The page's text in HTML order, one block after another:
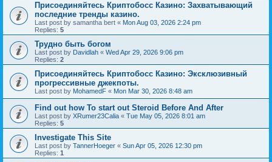
Присоединяйтесь Криптобосс Казино: Захватывающий
последние тренды казино.
Last post by samantha bert « Mon Aug 03, 2026 2:24 pm
Replies: 5
Трудно быть богом
Last post by Davidlah « Wed Apr 29, 2026 9:06 pm
Replies: 2
Присоединяйтесь Криптобосс Казино: Эксклюзивный
прогрессивные джекпоты.
Last post by MohamedF « Mon Mar 30, 2026 8:48 am
Find out how To start out Steroid Before And After
Last post by XRumer23Calia « Tue May 05, 2026 8:01 am
Replies: 5
Investigate This Site
Last post by TannerHoeger « Sun Apr 05, 2026 12:30 pm
Replies: 1